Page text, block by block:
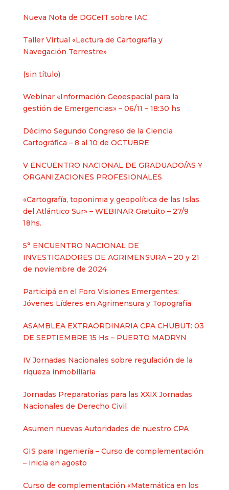
Nueva Nota de DGCeIT sobre IAC
Taller Virtual «Lectura de Cartografía y
Navegación Terrestre»
(sin título)Entrada
Webinar «Información Geoespacial para la
gestión de Emergencias» – 06/11 – 18:30 hs
Décimo Segundo Congreso de la Ciencia
Cartográfica – 8 al 10 de OCTUBRE
V ENCUENTRO NACIONAL DE GRADUADO/AS Y
ORGANIZACIONES PROFESIONALES
«Cartografía, toponimia y geopolítica de las Islas
del Atlántico Sur» – WEBINAR Gratuito – 27/9
18hs.
5° ENCUENTRO NACIONAL DE
INVESTIGADORES DE AGRIMENSURA – 20 y 21
de noviembre de 2024
Participá en el Foro Visiones Emergentes:
Jóvenes Líderes en Agrimensura y Topografía
ASAMBLEA EXTRAORDINARIA CPA CHUBUT: 03
DE SEPTIEMBRE 15 Hs – PUERTO MADRYN
IV Jornadas Nacionales sobre regulación de la
riqueza inmobiliaria
Jornadas Preparatorias para las XXIX Jornadas
Nacionales de Derecho Civil
Asumen nuevas Autoridades de nuestro CPA
GIS para Ingeniería – Curso de complementación
– inicia en agosto
Curso de complementación «Matemática en los